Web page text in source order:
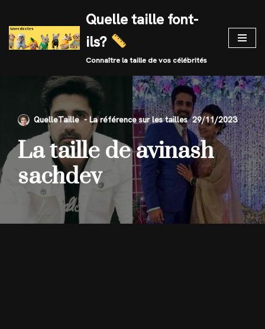
Skip
to
Quelle taille font-
ils?
Connaître la taille de vos célébrités
QuelleTaille 29/11/2023
La taille de avinash
sachdev